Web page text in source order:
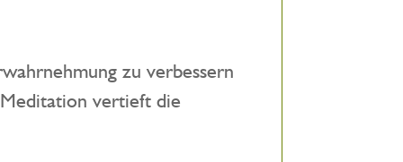
zu verbessern
vertieft die